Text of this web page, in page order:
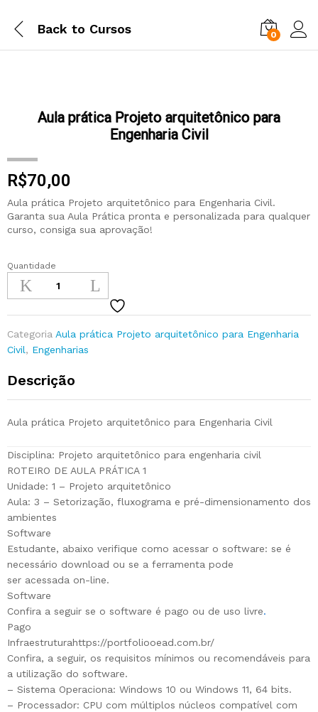
Back to Cursos 0
Aula prática Projeto arquitetônico para
Engenharia Civil
R$70,00
Aula prática Projeto arquitetônico para Engenharia Civil.
Garanta sua Aula Prática pronta e personalizada para qualquer
curso, consiga sua aprovação!
Quantidade
Categoria Aula prática Projeto arquitetônico para Engenharia
Civil, Engenharias
Descrição
Aula prática Projeto arquitetônico para Engenharia Civil
Disciplina: Projeto arquitetônico para engenharia civil
ROTEIRO DE AULA PRÁTICA 1
Unidade: 1 – Projeto arquitetônico
Aula: 3 – Setorização, fluxograma e pré-dimensionamento dos
ambientes
Software
Estudante, abaixo verifique como acessar o software: se é
necessário download ou se a ferramenta pode
ser acessada on-line.
Software
Confira a seguir se o software é pago ou de uso livre.
Pago
Infraestruturahttps://portfoliooead.com.br/
Confira, a seguir, os requisitos mínimos ou recomendáveis para
a utilização do software.
– Sistema Operaciona: Windows 10 ou Windows 11, 64 bits.
– Processador: CPU com múltiplos núcleos compatível com